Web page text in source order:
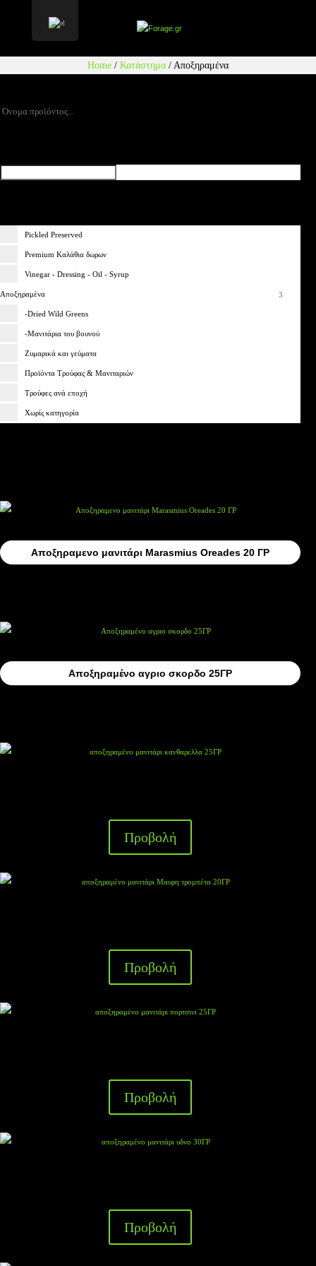
Home / Κατάστημα / Αποξηραμένα
Pickled Preserved
Premium Καλάθια δωρων
Vinegar - Dressing - Oil - Syrup
Αποξηραμένα
-Dried Wild Greens
-Μανιτάρια του βουνού
Ζυμαρικά και γεύματα
Προϊόντα Τρούφας & Μανιταριών
Τρούφες ανά εποχή
Χωρίς κατηγορία
Αποξηραμενο μανιτάρι Marasmius Oreades 20 ΓΡ
Αποξηραμένο αγριο σκορδο 25ΓΡ
Προβολή
Προβολή
Προβολή
Προβολή